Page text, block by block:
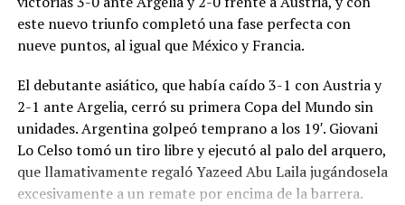
este nuevo triunfo completó una fase perfecta con
nueve puntos, al igual que México y Francia.
El debutante asiático, que había caído 3-1 con Austria y
2-1 ante Argelia, cerró su primera Copa del Mundo sin
unidades. Argentina golpeó temprano a los 19′. Giovani
Lo Celso tomó un tiro libre y ejecutó al palo del arquero,
que llamativamente regaló Yazeed Abu Laila jugándosela
excesivamente a un remate por encima de la barrera.